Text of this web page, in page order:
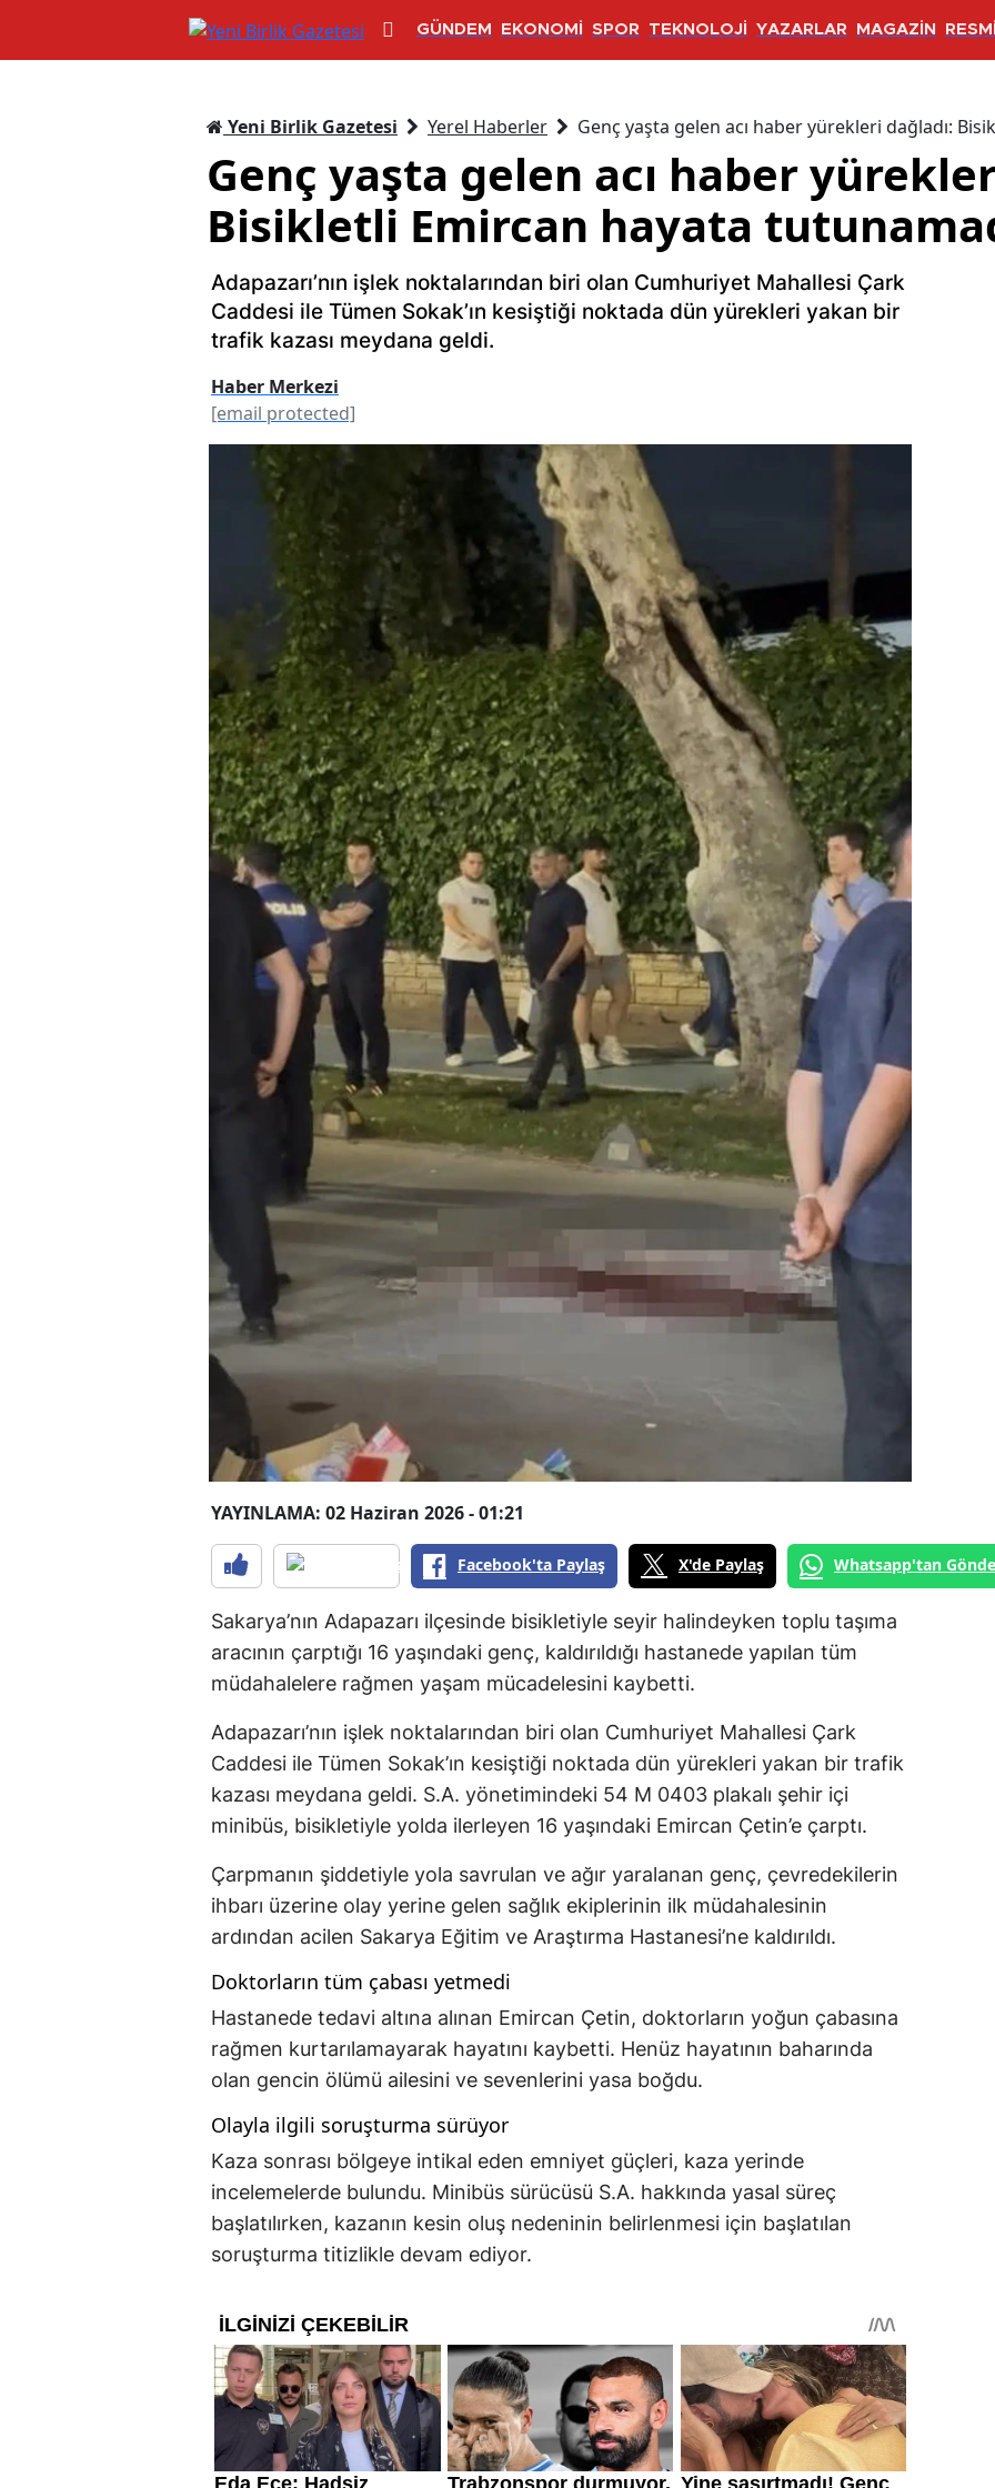
GÜNDEM EKONOMİ SPOR TEKNOLOJİ YAZARLAR MAGAZİN
Yeni Birlik Gazetesi Yerel Haberler Genç yaşta gelen acı haber yürekleri dağladı:
Genç yaşta gelen acı haber
Bisikletli Emircan hayata
Adapazarı’nın işlek noktalarından biri olan Cumhuriyet Mahallesi Çark
Caddesi ile Tümen Sokak’ın kesiştiği noktada dün yürekleri yakan bir
trafik kazası meydana geldi.
Haber Merkezi
[email protected]
YAYINLAMA: 02 Haziran 2026 - 01:21
Facebook'ta Paylaş X'de Paylaş Whatsapp'tan
Sakarya’nın Adapazarı ilçesinde bisikletiyle seyir halindeyken toplu taşıma
aracının çarptığı 16 yaşındaki genç, kaldırıldığı hastanede yapılan tüm
müdahalelere rağmen yaşam mücadelesini kaybetti.
Adapazarı’nın işlek noktalarından biri olan Cumhuriyet Mahallesi Çark
Caddesi ile Tümen Sokak’ın kesiştiği noktada dün yürekleri yakan bir trafik
kazası meydana geldi. S.A. yönetimindeki 54 M 0403 plakalı şehir içi
minibüs, bisikletiyle yolda ilerleyen 16 yaşındaki Emircan Çetin’e çarptı.
Çarpmanın şiddetiyle yola savrulan ve ağır yaralanan genç, çevredekilerin
ihbarı üzerine olay yerine gelen sağlık ekiplerinin ilk müdahalesinin
ardından acilen Sakarya Eğitim ve Araştırma Hastanesi’ne kaldırıldı.
Doktorların tüm çabası yetmedi
Hastanede tedavi altına alınan Emircan Çetin, doktorların yoğun çabasına
rağmen kurtarılamayarak hayatını kaybetti. Henüz hayatının baharında
olan gencin ölümü ailesini ve sevenlerini yasa boğdu.
Olayla ilgili soruşturma sürüyor
Kaza sonrası bölgeye intikal eden emniyet güçleri, kaza yerinde
incelemelerde bulundu. Minibüs sürücüsü S.A. hakkında yasal süreç
başlatılırken, kazanın kesin oluş nedeninin belirlenmesi için başlatılan
soruşturma titizlikle devam ediyor.